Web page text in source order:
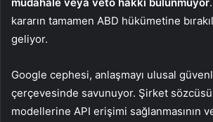
kararın tamamen ABD hükümetine
geliyor.
Google cephesi, anlaşmayı ulusal
çerçevesinde savunuyor. Şirket
modellerine API erişimi sağlanmasının